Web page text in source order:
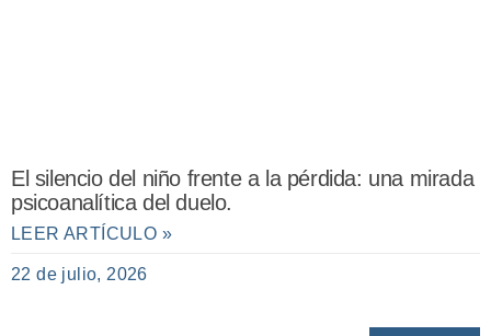
El silencio del niño frente a la pérdida: una mirada
psicoanalítica del duelo.
LEER ARTÍCULO »
22 de julio, 2026